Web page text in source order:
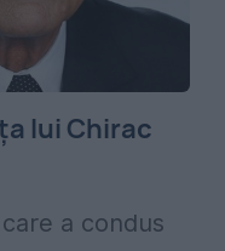
lui Chirac
a condus